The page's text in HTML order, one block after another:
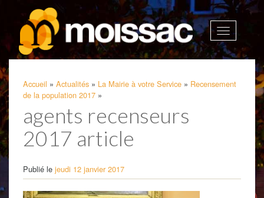
Afficher
la
Accueil » Actualités » La Mairie à votre Service » Recensement
de la population 2017 »
agents recenseurs
2017 article
Publié le jeudi 12 janvier 2017